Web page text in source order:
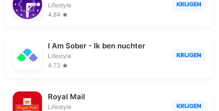
Lifestyle
4.84
KRIJGEN
I Am Sober - Ik ben nuchter
Lifestyle
4.73
KRIJGEN
Royal Mail
Lifestyle
KRIJGEN